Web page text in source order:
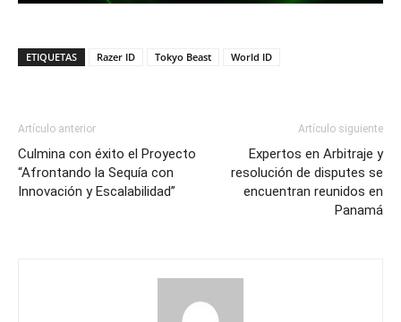
ETIQUETAS Razer ID Tokyo Beast World ID
Artículo anterior
Culmina con éxito el Proyecto
“Afrontando la Sequía con
Innovación y Escalabilidad”
Artículo siguiente
Expertos en Arbitraje y
resolución de disputes se
encuentran reunidos en
Panamá